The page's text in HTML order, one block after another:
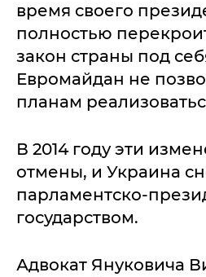
время своего
полностью
закон страны под
Евромайдан не
планам
В 2014 году эти
отмены, и Украина
парламентско-
государством.
Адвокат Януковича